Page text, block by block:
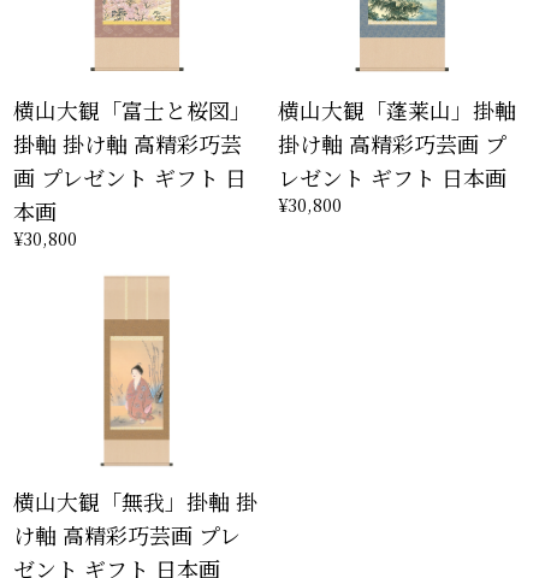
横山大観「富士と桜図」
掛軸 掛け軸 高精彩巧芸
画 プレゼント ギフト 日
本画
¥30,800
横山大観「蓬莱山」掛軸
掛け軸 高精彩巧芸画 プ
レゼント ギフト 日本画
¥30,800
横山大観「無我」掛軸 掛
け軸 高精彩巧芸画 プレ
ゼント ギフト 日本画